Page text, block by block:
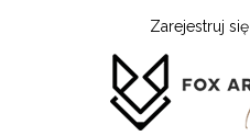
Zarejestruj się